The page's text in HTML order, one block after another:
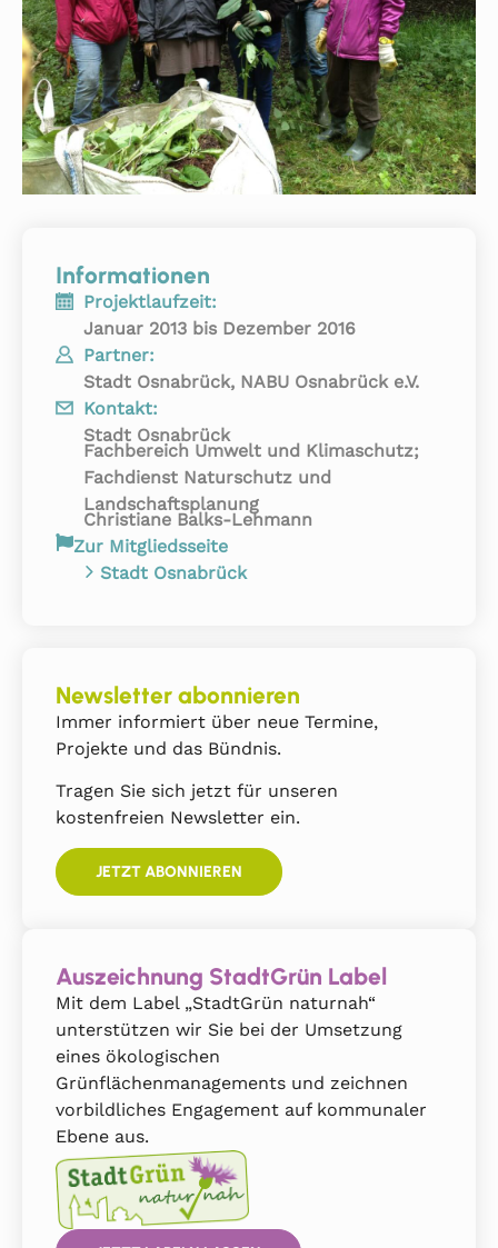
Informationen
Projektlaufzeit:
Januar 2013 bis Dezember 2016
Partner:
Stadt Osnabrück, NABU Osnabrück e.V.
Kontakt:
Stadt Osnabrück
Fachbereich Umwelt und Klimaschutz;
Fachdienst Naturschutz und
Landschaftsplanung
Christiane Balks-Lehmann
Zur Mitgliedsseite
Stadt Osnabrück
Newsletter abonnieren
Immer informiert über neue Termine,
Projekte und das Bündnis.
Tragen Sie sich jetzt für unseren
kostenfreien Newsletter ein.
JETZT ABONNIEREN
Auszeichnung StadtGrün Label
Mit dem Label „StadtGrün naturnah“
unterstützen wir Sie bei der Umsetzung
eines ökologischen
Grünflächenmanagements und zeichnen
vorbildliches Engagement auf kommunaler
Ebene aus.